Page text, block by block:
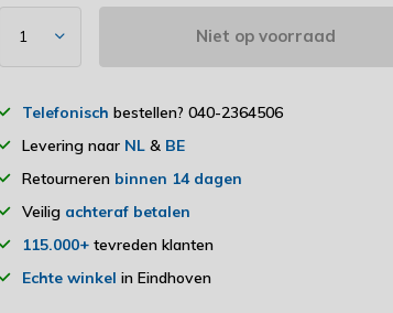
Niet op voorraad
Telefonisch bestellen? 040-2364506
Levering naar NL & BE
Retourneren binnen 14 dagen
Veilig achteraf betalen
115.000+ tevreden klanten
Echte winkel in Eindhoven